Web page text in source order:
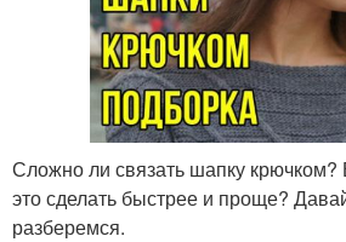
Сложно ли связать шапку
это сделать быстрее и проще?
разберемся.